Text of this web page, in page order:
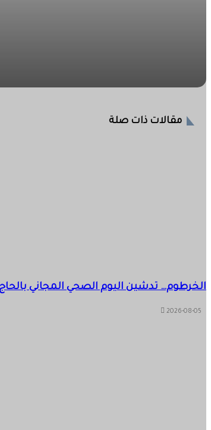
2026-08-06
مقالات ذات صلة
الخرطوم… تدشين اليوم الصحي المجاني
2026-08-05